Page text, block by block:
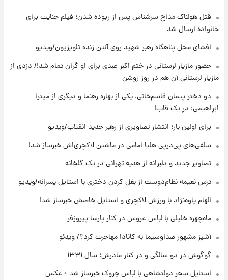
۱۸ ساعت پیش
۱۹ ساعت پیش
تصاویر عمامه بستن به شیوه خاتمی/ویدیو
افشای محل پناهگاه‌ رهبر شهید روی آنتن زنده
تلویزیون/ویدیو
۲۲ ساعت پیش
ثریا اسفندیاری بعد از طلاق و در دیدار با گروه
بیتلز
ادعای جنجالی درباره اینفانتینو؛ اتهام پرداخت
قتل هولناک مداح سرشناس پس از ربوده شدن؛ فیلم جنایت برای
خانواده ارسال شد
افشای محل پناهگاه‌ رهبر شهید روی آنتن زنده تلویزیون/ویدیو
حضور مازیار لرستانی در ختم اکبر عبدی برای او گران تمام شد!/ دزدی از
مازیار لرستانی آن هم در روز روشن
دو دختر پیمان قاسم‌خانی، یکی از بهاره رهنما و دیگری از میترا
ابراهیمی؛ در یک قاب!
برای اولین بار؛ انتشار تصاویری از رهبر جدید انقلاب/ویدیو
سلفی‌های پی‌درپی هلیا امامی در ماشین لاکچری‌اش خبرساز شد!
تصاویر جدید و دلبرانه از هدیه تهرانی در یک گلخانه
ترس نعیمه نظام‌دوست از بغل کردن دختری با استایل پسرانه/ویدیو
الهام پاوه‌نژاد با ورزش لاکچری و استایل خاصش خبرساز شد!
ماه‌چهره خلیلی با لباس عروس در کنار پارسا پیروزفر
آشپز مشهور صداوسیما به کانادا مهاجرت کرد؟/ ویدئو
گوگوش در دو سالگی و در کنار مادرش؛ سال ۱۳۳۱
استایل سحر دولتشاهی با لباس چروک خبرساز شد + عکس